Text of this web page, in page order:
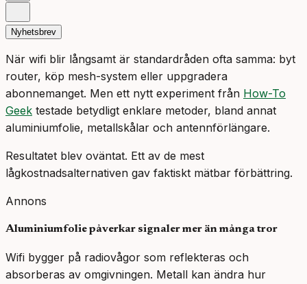
Nyhetsbrev
När wifi blir långsamt är standardråden ofta samma: byt
router, köp mesh-system eller uppgradera
abonnemanget. Men ett nytt experiment från How-To
Geek testade betydligt enklare metoder, bland annat
aluminiumfolie, metallskålar och antennförlängare.
Resultatet blev oväntat. Ett av de mest
lågkostnadsalternativen gav faktiskt mätbar förbättring.
Annons
Aluminiumfolie påverkar signaler mer än många tror
Wifi bygger på radiovågor som reflekteras och
absorberas av omgivningen. Metall kan ändra hur